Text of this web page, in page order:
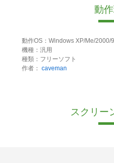
動
動作OS：Windows XP/Me/2000/
機種：汎用
種類：フリーソフト
作者： caveman
スクリー